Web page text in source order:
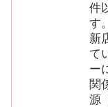
件
す
新
て
ー
関
源